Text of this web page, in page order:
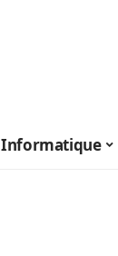
Informatique